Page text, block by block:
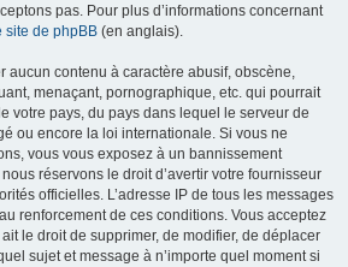
pas. Pour plus d’informations concernant
site de phpBB (en anglais).
aucun contenu à caractère abusif, obscène,
menaçant, pornographique, etc. qui pourrait
votre pays, du pays dans lequel le serveur de
ou encore la loi internationale. Si vous ne
vous vous exposez à un bannissement
réservons le droit d’avertir votre fournisseur
officielles. L’adresse IP de tous les messages
renforcement de ces conditions. Vous acceptez
le droit de supprimer, de modifier, de déplacer
sujet et message à n’importe quel moment si